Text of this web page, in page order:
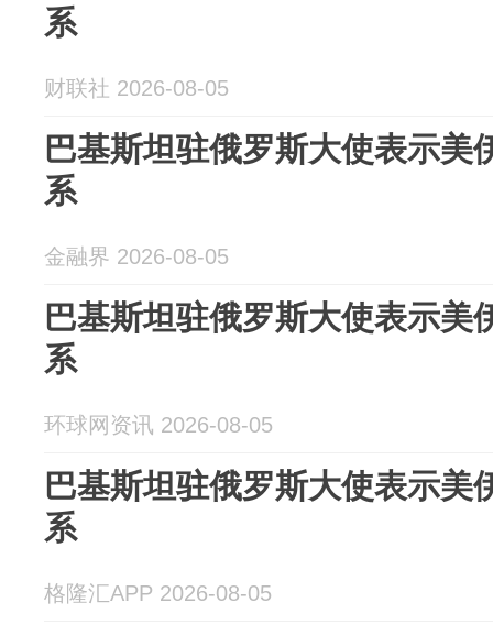
系
财联社 2026-08-05
巴基斯坦驻俄罗斯大使表示美
系
金融界 2026-08-05
巴基斯坦驻俄罗斯大使表示美
系
环球网资讯 2026-08-05
巴基斯坦驻俄罗斯大使表示美
系
格隆汇APP 2026-08-05